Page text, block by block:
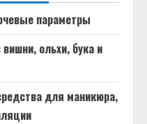
параметры
ольхи, бука и
для маникюра,